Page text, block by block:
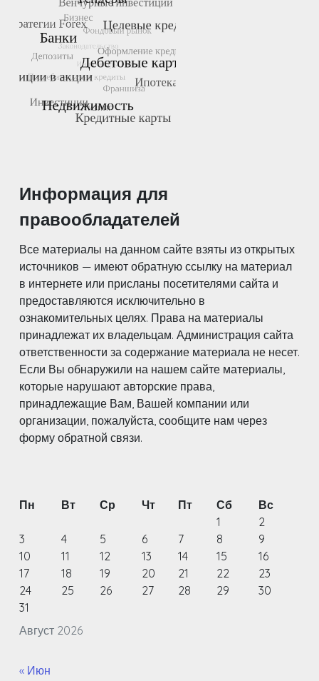
Информация для
правообладателей
Все материалы на данном сайте взяты из открытых
источников — имеют обратную ссылку на материал
в интернете или присланы посетителями сайта и
предоставляются исключительно в
ознакомительных целях. Права на материалы
принадлежат их владельцам. Администрация сайта
ответственности за содержание материала не несет.
Если Вы обнаружили на нашем сайте материалы,
которые нарушают авторские права,
принадлежащие Вам, Вашей компании или
организации, пожалуйста, сообщите нам через
форму обратной связи.
Август 2026
Пн Вт Ср Чт Пт Сб
Вс
1
2
3
4 5 6 7 8
9
10
11 12 13 14 15
16
17
18 19 20 21 22
23
24
25 26 27 28 29
30
31
« Июн